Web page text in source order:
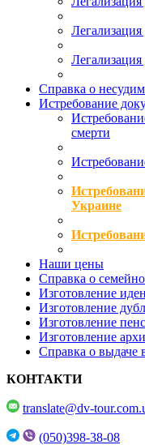
Справка о
Истребование
смерти
Украине
Наши цены
Справка о
Изготовление
Изготовление
Изготовление
Изготовление
Справка о выдаче
КОНТАКТИ
translate@dv-
(050)398-38-08